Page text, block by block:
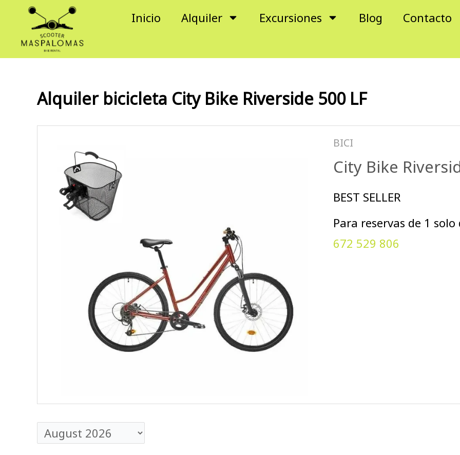
contenido
Inicio Alquiler Excursiones Blog Contacto
Alquiler bicicleta City Bike Riverside 500 LF
BICI
City Bike
BEST SELLER
Para reservas de 1
672 529 806